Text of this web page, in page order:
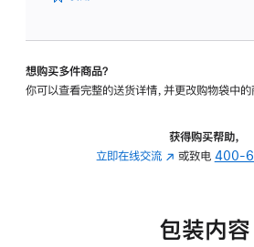
转
的
想购买多件商品？
你可以查看完整的送货详情，并更改购物袋中的
获得购买帮助，
立即在线交流 (在
中
或致电 400-
包装内容